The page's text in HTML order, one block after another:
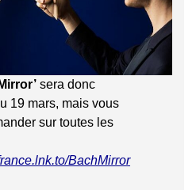
sera donc
19 mars, mais vous
sur toutes les
BachMirror